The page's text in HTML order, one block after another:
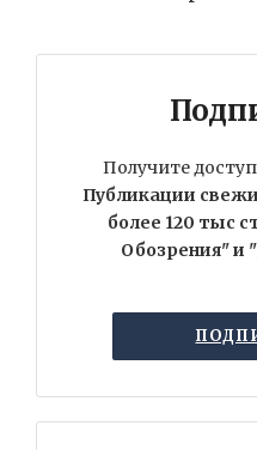
Получите
Публикации
более 120 тыс
Обозрения" и